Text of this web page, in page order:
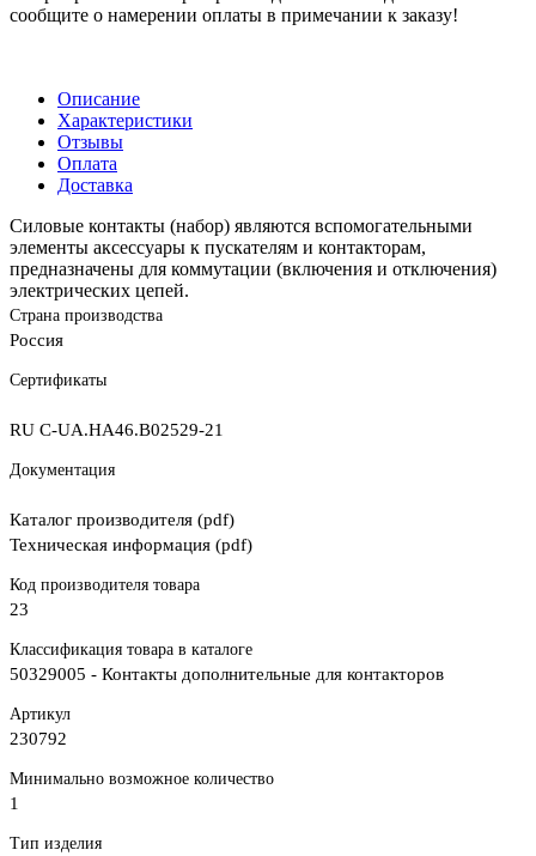
сообщите о намерении оплаты в примечании к заказу!
Описание
Характеристики
Отзывы
Оплата
Доставка
Силовые контакты (набор) являются вспомогательными
элементы аксессуары к пускателям и контакторам,
предназначены для коммутации (включения и отключения)
электрических цепей.
Страна производства
Россия
Сертификаты
RU C-UA.НА46.B02529-21
Документация
Каталог производителя (pdf)
Техническая информация (pdf)
Код производителя товара
23
Классификация товара в каталоге
50329005 - Контакты дополнительные для контакторов
Артикул
230792
Минимально возможное количество
1
Тип изделия